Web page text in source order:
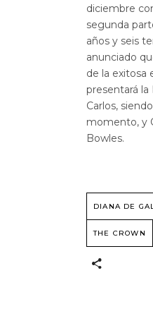
diciembre
segunda
años y seis
anunciado
de la exitosa
presentará la
Carlos,
momento, y
Bowles.
DIANA DE
THE CROWN